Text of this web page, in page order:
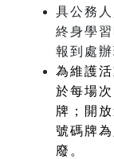
具公務
終身學
報到處辦
為維護
於每場
牌；開
號碼牌
廢。